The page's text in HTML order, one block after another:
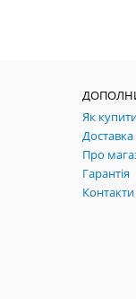
Як
Доставка
Про
Гарантія
Контакти